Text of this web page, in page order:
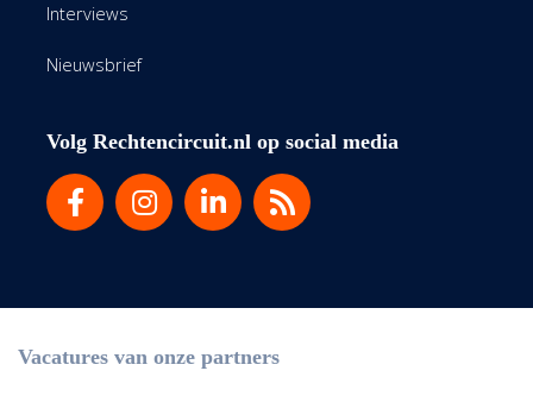
Interviews
Nieuwsbrief
Volg Rechtencircuit.nl op social media
Vacatures van onze partners